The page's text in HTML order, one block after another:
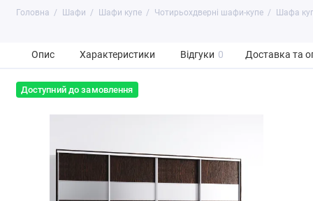
Головна Шафи Шафи купе Чотирьохдверні шафи-купе Шафа
Опис Характеристики Відгуки 0 Доставка та
Доступний до замовлення